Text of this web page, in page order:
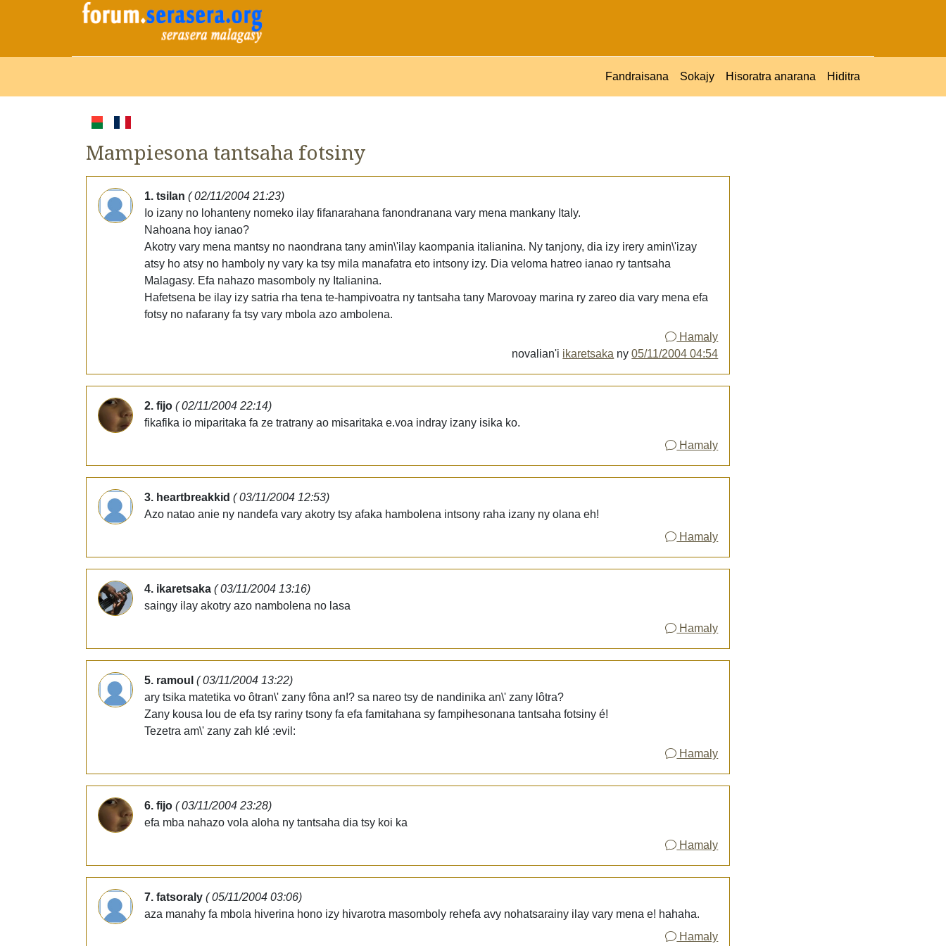
Fandraisana Sokajy Hisoratra anarana Hiditra
Mampiesona tantsaha fotsiny
1. tsilan ( 02/11/2004 21:23)
Io izany no lohanteny nomeko ilay fifanarahana fanondranana vary mena mankany Italy.
Nahoana hoy ianao?
Akotry vary mena mantsy no naondrana tany amin\'ilay kaompania italianina. Ny tanjony, dia izy irery amin\'izay
atsy ho atsy no hamboly ny vary ka tsy mila manafatra eto intsony izy. Dia veloma hatreo ianao ry tantsaha
Malagasy. Efa nahazo masomboly ny Italianina.
Hafetsena be ilay izy satria rha tena te-hampivoatra ny tantsaha tany Marovoay marina ry zareo dia vary mena efa
fotsy no nafarany fa tsy vary mbola azo ambolena.
Hamaly
novalian'i ikaretsaka ny05/11/2004 04:54
2. fijo ( 02/11/2004 22:14)
fikafika io miparitaka fa ze tratrany ao misaritaka e.voa indray izany isika ko.
Hamaly
3. heartbreakkid ( 03/11/2004 12:53)
Azo natao anie ny nandefa vary akotry tsy afaka hambolena intsony raha izany ny olana eh!
Hamaly
4. ikaretsaka ( 03/11/2004 13:16)
saingy ilay akotry azo nambolena no lasa
Hamaly
5. ramoul ( 03/11/2004 13:22)
ary tsika matetika vo ôtran\' zany fôna an!? sa nareo tsy de nandinika an\' zany lôtra?
Zany kousa lou de efa tsy rariny tsony fa efa famitahana sy fampihesonana tantsaha fotsiny é!
Tezetra am\' zany zah klé :evil:
Hamaly
6. fijo ( 03/11/2004 23:28)
efa mba nahazo vola aloha ny tantsaha dia tsy koi ka
Hamaly
7. fatsoraly ( 05/11/2004 03:06)
aza manahy fa mbola hiverina hono izy hivarotra masomboly rehefa avy nohatsarainy ilay vary mena e! hahaha.
Hamaly